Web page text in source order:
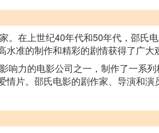
。在上世纪40年代和50年代，邵氏
准的制作和精彩的剧情获得了广大
力的电影公司之一，制作了一系
片。邵氏电影的剧作家、导演和